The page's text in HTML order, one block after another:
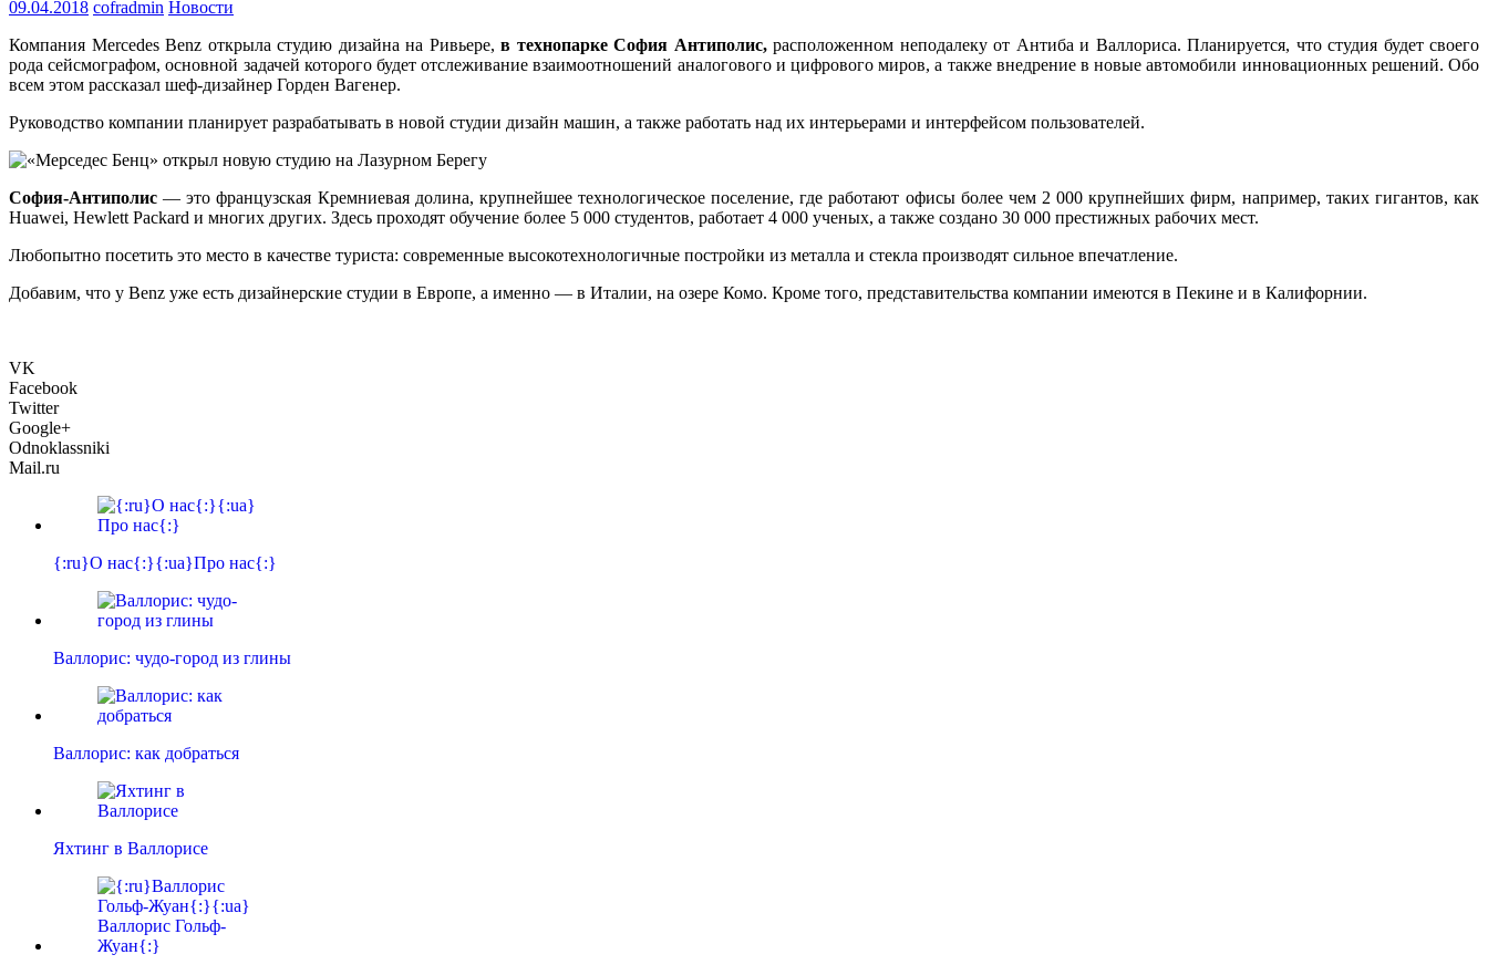
09.04.2018 cofradmin Новости
Компания Mercedes Benz открыла студию дизайна на Ривьере, в технопарке София Антиполис,расположенном неподалеку от Антиба и Валлориса. Планируется, что студия будет своего
рода сейсмографом, основной задачей которого будет отслеживание взаимоотношений аналогового и цифрового миров, а также внедрение в новые автомобили инновационных решений. Обо
всем этом рассказал шеф-дизайнер Горден Вагенер.
Руководство компании планирует разрабатывать в новой студии дизайн машин, а также работать над их интерьерами и интерфейсом пользователей.
София-Антиполис — это французская Кремниевая долина, крупнейшее технологическое поселение, где работают офисы более чем 2 000 крупнейших фирм, например, таких гигантов, как
Huawei, Hewlett Packard и многих других. Здесь проходят обучение более 5 000 студентов, работает 4 000 ученых, а также создано 30 000 престижных рабочих мест.
Любопытно посетить это место в качестве туриста: современные высокотехнологичные постройки из металла и стекла производят сильное впечатление.
Добавим, что у Benz уже есть дизайнерские студии в Европе, а именно — в Италии, на озере Комо. Кроме того, представительства компании имеются в Пекине и в Калифорнии.
VK
Facebook
Twitter
Google+
Odnoklassniki
Mail.ru
{:ru}О нас{:}{:ua}Про нас{:}
Валлорис: чудо-город из глины
Валлорис: как добраться
Яхтинг в Валлорисе